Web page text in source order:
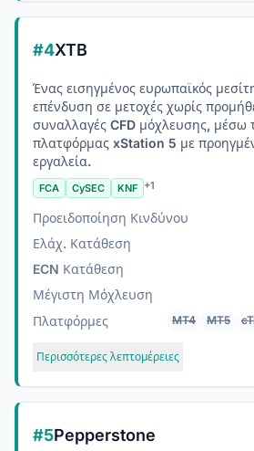
#4XTB
Ένας εισηγμένος ευρωπαϊκός
επένδυση σε μετοχές χωρίς
συναλλαγές CFD μόχλευσης, μέσω
πλατφόρμας xStation 5 με
εργαλεία.
FCA CySEC KNF +1
Προειδοποίηση Κινδύνου
Ελάχ. Κατάθεση
ECN Κατάθεση
Μέγιστη Μόχλευση
Πλατφόρμες
MT4 MT5
Περισσότερες λεπτομέρειες
#5Pepperstone